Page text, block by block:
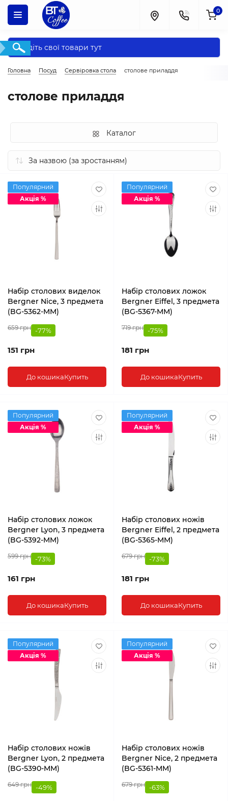
0
Головна Посуд Сервіровка стола столове приладдя
столове приладдя
Каталог
Популярний
Акція %
Набір столових виделок
Bergner Nice, 3 предмета
(BG-5362-MM)
659 грн -77%
151 грн
До кошикаКупить
Популярний
Акція %
Набір столових ложок
Bergner Eiffel, 3 предмета
(BG-5367-MM)
719 грн -75%
181 грн
До кошикаКупить
Популярний
Акція %
Набір столових ложок
Bergner Lyon, 3 предмета
(BG-5392-MM)
599 грн -73%
161 грн
До кошикаКупить
Популярний
Акція %
Набір столових ножів
Bergner Eiffel, 2 предмета
(BG-5365-MM)
679 грн -73%
181 грн
До кошикаКупить
Популярний
Акція %
Набір столових ножів
Bergner Lyon, 2 предмета
(BG-5390-MM)
649 грн -49%
Популярний
Акція %
Набір столових ножів
Bergner Nice, 2 предмета
(BG-5361-MM)
679 грн -63%